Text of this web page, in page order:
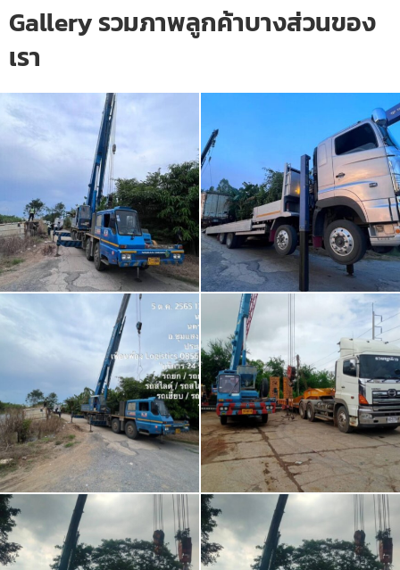
Gallery รวมภาพลูกค้าบางส่วนของ
เรา